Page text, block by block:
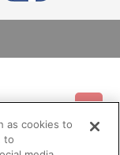
as cookies to
to